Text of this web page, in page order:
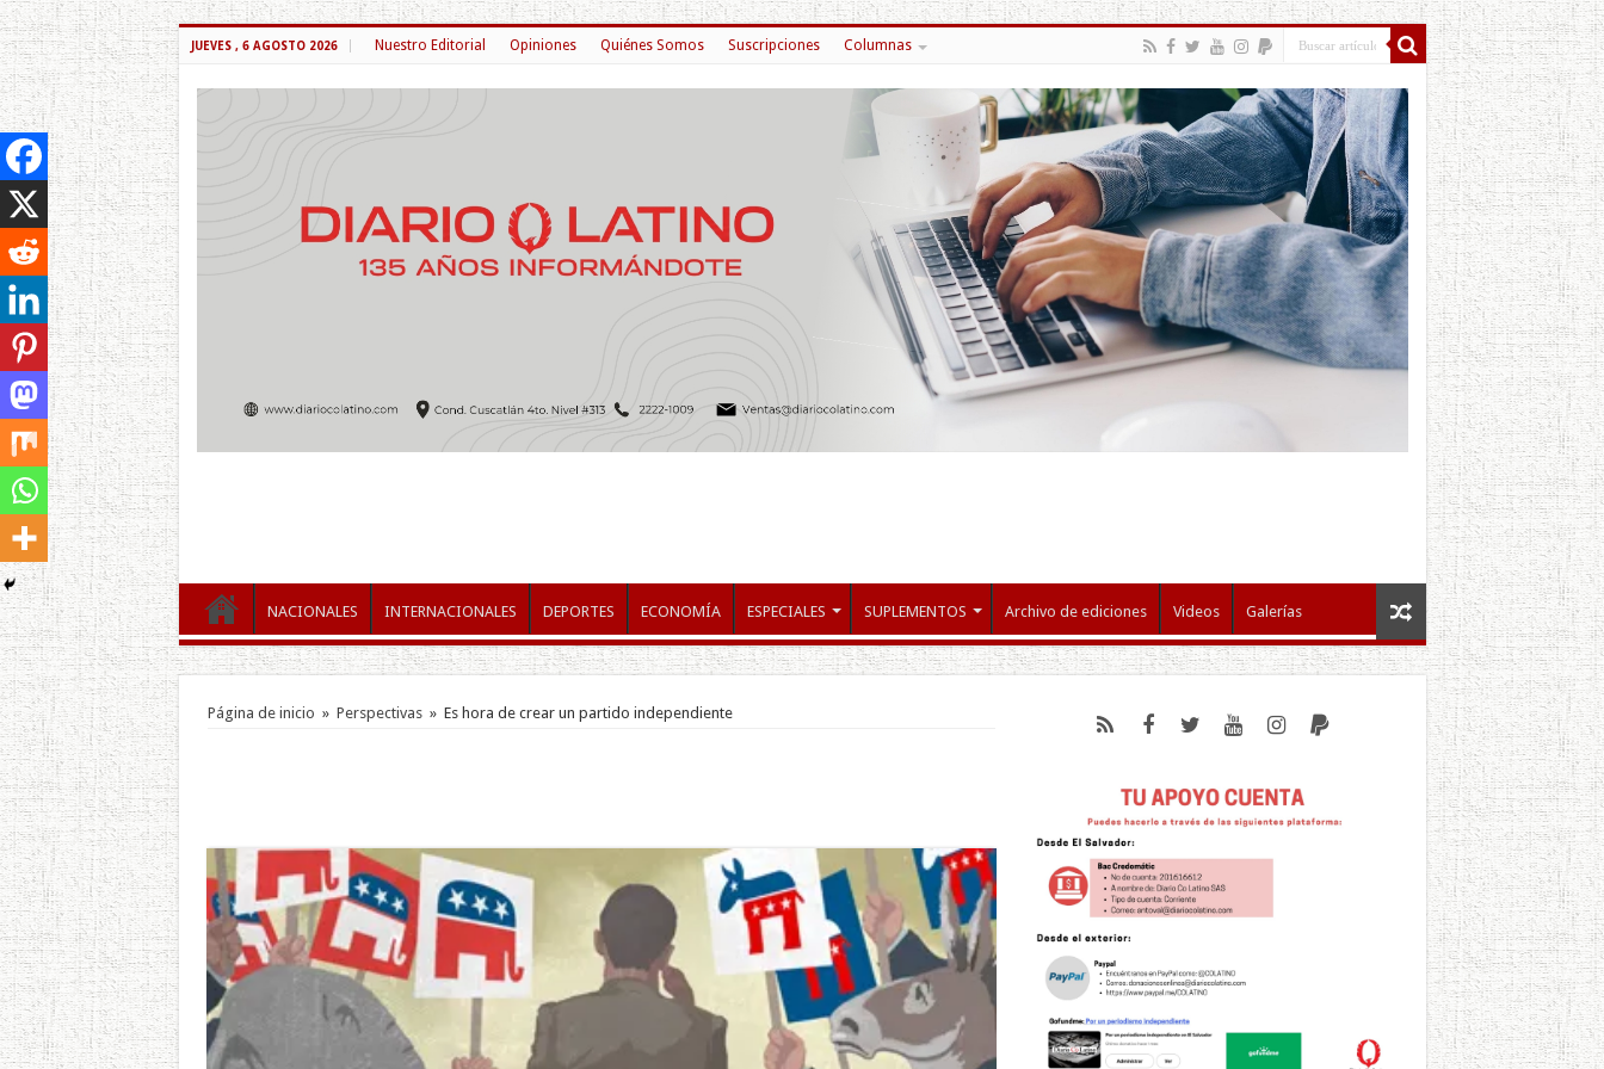
JUEVES , 6 AGOSTO 2026 Nuestro Editorial Opiniones Quiénes Somos Suscripciones Columnas
NACIONALES INTERNACIONALES DEPORTES ECONOMÍA ESPECIALES SUPLEMENTOS Archivo de ediciones Videos Galerías
Página de inicio » Perspectivas » Es hora de crear un partido independiente